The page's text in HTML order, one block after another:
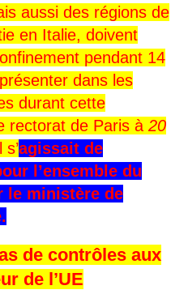
aussi des régions de
en Italie, doivent
pendant 14
dans les
durant cette
rectorat de Paris à 20
agissait de
l’ensemble du
le ministère de
de contrôles aux
de l’UE